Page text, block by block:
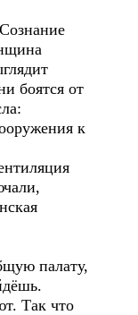
боятся от
к
палату,
Так что